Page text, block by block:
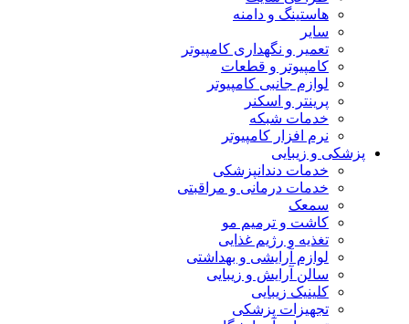
هاستینگ و دامنه
سایر
تعمیر و نگهداری کامپیوتر
کامپیوتر و قطعات
لوازم جانبی کامپیوتر
پرینتر و اسکنر
خدمات شبکه
نرم افزار کامپیوتر
پزشکی و زیبایی
خدمات دندانپزشکی
خدمات درمانی و مراقبتی
سمعک
کاشت و ترمیم مو
تغذیه و رژیم غذایی
لوازم آرایشی و بهداشتی
سالن آرایش و زیبایی
کلینیک زیبایی
تجهیزات پزشکی